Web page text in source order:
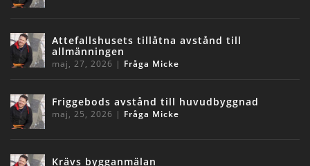
Attefallshusets tillåtna avstånd till
allmänningen
maj, 27, 2026 | Fråga Micke
Friggebods avstånd till huvudbyggnad
maj, 25, 2026 | Fråga Micke
Krävs bygganmälan